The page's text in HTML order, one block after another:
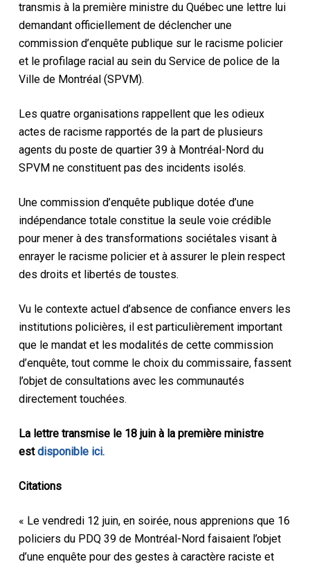
transmis à la première ministre du Québec une lettre lui
demandant officiellement de déclencher une
commission d’enquête publique sur le racisme policier
et le profilage racial au sein du Service de police de la
Ville de Montréal (SPVM).
Les quatre organisations rappellent que les odieux
actes de racisme rapportés de la part de plusieurs
agents du poste de quartier 39 à Montréal-Nord du
SPVM ne constituent pas des incidents isolés.
Une commission d’enquête publique dotée d’une
indépendance totale constitue la seule voie crédible
pour mener à des transformations sociétales visant à
enrayer le racisme policier et à assurer le plein respect
des droits et libertés de toustes.
Vu le contexte actuel d’absence de confiance envers les
institutions policières, il est particulièrement important
que le mandat et les modalités de cette commission
d’enquête, tout comme le choix du commissaire, fassent
l’objet de consultations avec les communautés
directement touchées.
La lettre transmise le 18 juin à la première ministre
estdisponible ici.
Citations
« Le vendredi 12 juin, en soirée, nous apprenions que 16
policiers du PDQ 39 de Montréal-Nord faisaient l’objet
d’une enquête pour des gestes à caractère raciste et